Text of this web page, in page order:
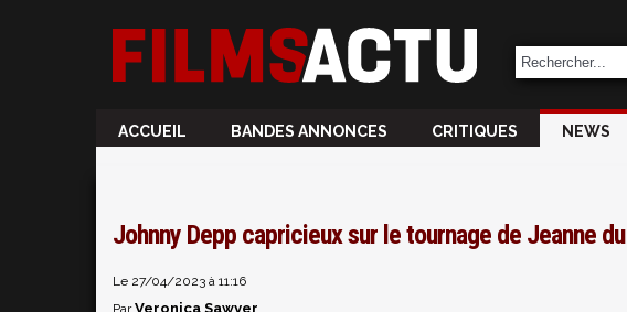
ACCUEIL BANDES ANNONCES CRITIQUES NEWS
Johnny Depp capricieux sur le tournage de Jeanne
Le 27/04/2023 à 11:16
ParVeronica Sawyer